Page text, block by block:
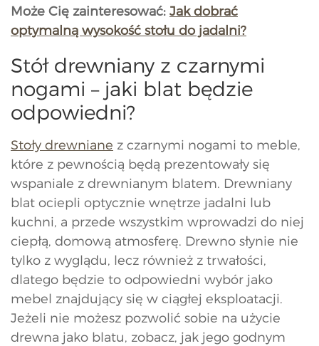
Może Cię zainteresować: Jak dobrać
optymalną wysokość stołu do jadalni?
Stół drewniany z czarnymi
nogami – jaki blat będzie
odpowiedni?
Stoły drewniane z czarnymi nogami to meble,
które z pewnością będą prezentowały się
wspaniale z drewnianym blatem. Drewniany
blat ociepli optycznie wnętrze jadalni lub
kuchni, a przede wszystkim wprowadzi do niej
ciepłą, domową atmosferę. Drewno słynie nie
tylko z wyglądu, lecz również z trwałości,
dlatego będzie to odpowiedni wybór jako
mebel znajdujący się w ciągłej eksploatacji.
Jeżeli nie możesz pozwolić sobie na użycie
drewna jako blatu, zobacz, jak jego godnym